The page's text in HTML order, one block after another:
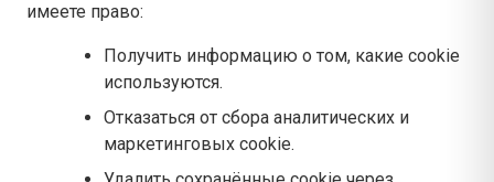
имеете право:
Получить информацию о том, какие cookie
используются.
Отказаться от сбора аналитических и
маркетинговых cookie.